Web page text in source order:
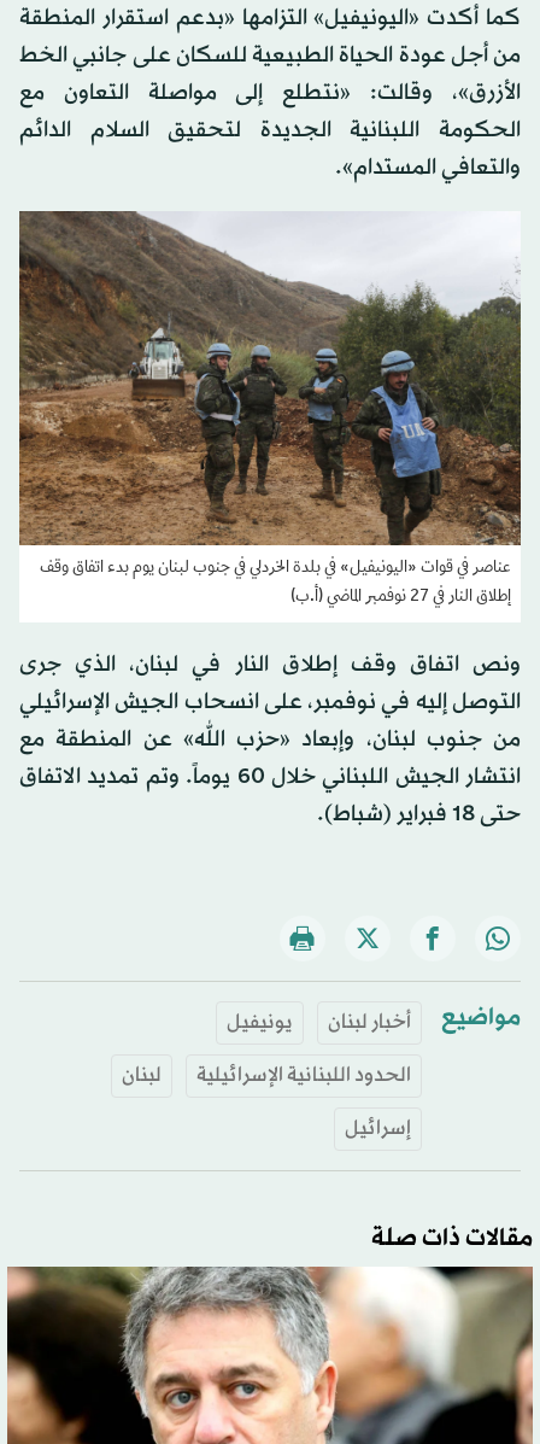
كما أكدت «اليونيفيل» التزامها «بدعم استقرار المنطقة
من أجل عودة الحياة الطبيعية للسكان على جانبي الخط
الأزرق»، وقالت: «نتطلع إلى مواصلة التعاون مع
الحكومة اللبنانية الجديدة لتحقيق السلام الدائم
والتعافي المستدام».
عناصر في قوات «اليونيفيل» في بلدة الخردلي في جنوب لبنان يوم بدء اتفاق وقف
إطلاق النار في 27 نوفمبر الماضي (أ.ب)
ونص اتفاق وقف إطلاق النار في لبنان، الذي جرى
التوصل إليه في نوفمبر، على انسحاب الجيش الإسرائيلي
من جنوب لبنان، وإبعاد «حزب الله» عن المنطقة مع
انتشار الجيش اللبناني خلال 60 يوماً. وتم تمديد الاتفاق
حتى 18 فبراير (شباط).
مواضيع أخبار لبنان
يونيفيل
الحدود اللبنانية الإسرائيلية
لبنان
إسرائيل
مقالات ذات صلة